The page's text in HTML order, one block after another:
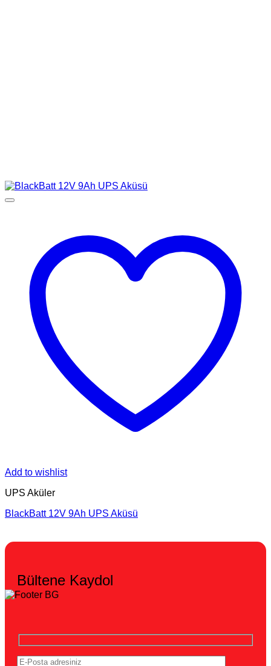
Add to wishlist
UPS Aküler
BlackBatt 12V 9Ah UPS Aküsü
Bültene Kaydol